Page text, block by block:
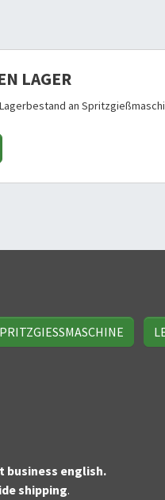
LAGER
an
business english.
shipping.